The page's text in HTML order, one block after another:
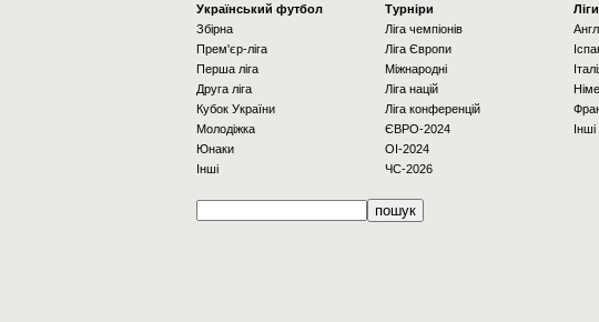
Українcький футбол
Збірна
Прем'єр-ліга
Перша ліга
Друга ліга
Кубок України
Молодіжка
Юнаки
Інші
Турніри
Ліга чемпіонів
Ліга Європи
Міжнародні
Ліга націй
Ліга конференцій
ЄВРО-2024
OI-2024
ЧС-2026
Ліги
Інші